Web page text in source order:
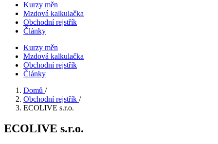
Kurzy měn
Mzdová kalkulačka
Obchodní rejstřík
Články
Kurzy měn
Mzdová kalkulačka
Obchodní rejstřík
Články
Domů /
Obchodní rejstřík /
ECOLIVE s.r.o.
ECOLIVE s.r.o.